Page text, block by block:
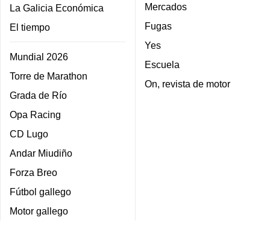
La Galicia Económica
El tiempo
Mundial 2026
Torre de Marathon
Grada de Río
Opa Racing
CD Lugo
Andar Miudiño
Forza Breo
Fútbol gallego
Motor gallego
Mercados
Fugas
Yes
Escuela
On, revista de motor